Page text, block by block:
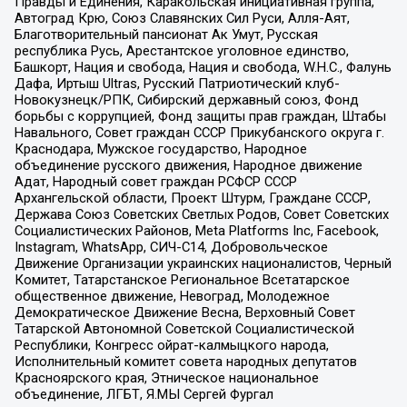
Автоград Крю, Союз Славянских Сил Руси, Алля-Аят,
Благотворительный пансионат Ак Умут, Русская
республика Русь, Арестантское уголовное единство,
Башкорт, Нация и свобода, Нация и свобода, W.H.С., Фалунь
Дафа, Иртыш Ultras, Русский Патриотический клуб-
Новокузнецк/РПК, Сибирский державный союз, Фонд
борьбы с коррупцией, Фонд защиты прав граждан, Штабы
Навального, Совет граждан СССР Прикубанского округа г.
Краснодара, Мужское государство, Народное
объединение русского движения, Народное движение
Адат, Народный совет граждан РСФСР СССР
Архангельской области, Проект Штурм, Граждане СССР,
Держава Союз Советских Светлых Родов, Совет Советских
Социалистических Районов, Meta Platforms Inc, Facebook,
Instagram, WhatsApp, СИЧ-С14, Добровольческое
Движение Организации украинских националистов, Черный
Комитет, Татарстанское Региональное Всетатарское
общественное движение, Невоград, Молодежное
Демократическое Движение Весна, Верховный Совет
Татарской Автономной Советской Социалистической
Республики, Конгресс ойрат-калмыцкого народа,
Исполнительный комитет совета народных депутатов
Красноярского края, Этническое национальное
объединение, ЛГБТ, Я.МЫ Сергей Фургал